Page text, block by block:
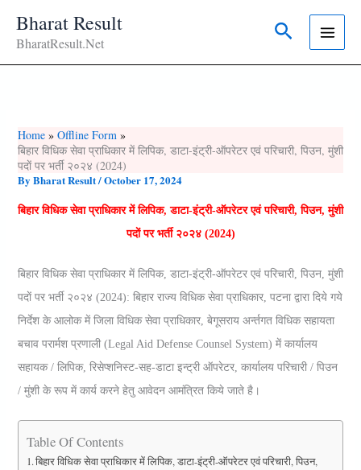
Bharat Result
BharatResult.Net Search
Home
Offline Form
बिहार विधिक सेवा प्राधिकार में लि‍पिक, डाटा-इंट्री-ऑपरेटर एवं परिचारी, पिउन, मुंशी
पदाें पर भर्ती २०२४ (2024)
By Bharat Result/October 17, 2024
बिहार विधिक सेवा प्राधिकार में लि‍पिक, डाटा-इंट्री-ऑपरेटर एवं परिचारी, पिउन, मुंशी
पदाें पर भर्ती २०२४ (2024)
बिहार विधिक सेवा प्राधिकार में लि‍पिक, डाटा-इंट्री-ऑपरेटर एवं परिचारी, पिउन, मुंशी
पदाें पर भर्ती २०२४ (2024): बिहार राज्य विधिक सेवा प्राधिकार, पटना द्वारा दिये गये
निर्देश के आलोक में जिला विधिक सेवा प्राधिकार, बेगूसराय अर्न्‍तगत विधिक सहायता
बचाव परार्मश प्रणाली (Legal Aid Defense Counsel System) में कार्यालय
सहायक / लिपिक, रिसेप्शनिस्ट-सह-डाटा इन्ट्री ऑपरेटर, कार्यालय परिचारी / पिउन
/ मुंशी के रूप में कार्य करने हेतु आवेदन आमंत्रित किये जाते है।
Table Of Contents
बिहार विधिक सेवा प्राधिकार में लि‍पिक, डाटा-इंट्री-ऑपरेटर एवं परिचारी, पिउन,